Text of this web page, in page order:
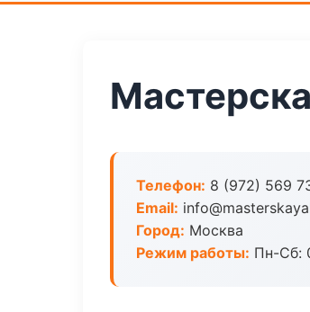
Телефон: 8 (972) 569
Email:
Город: Москва
Режим работы: Пн-Сб: